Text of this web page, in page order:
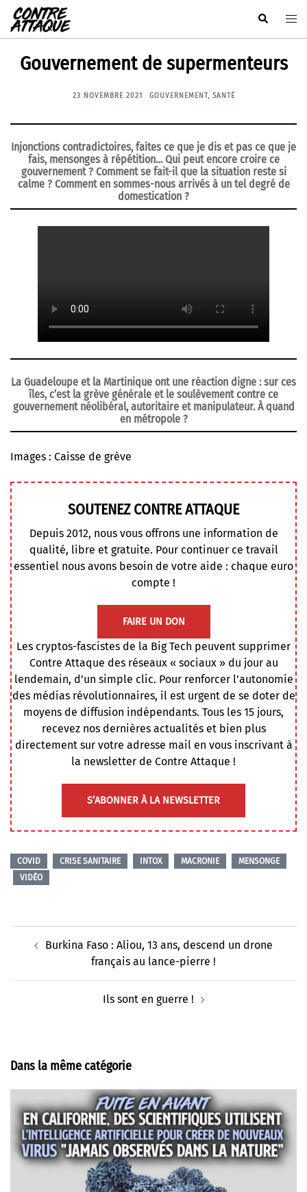
Aller
au
contenu
Rechercher
Gouvernement de supermenteurs
23 NOVEMBRE 2021 GOUVERNEMENT, SANTÉ
Injonctions contradictoires, faites ce que je dis et pas ce que je
fais, mensonges à répétition… Qui peut encore croire ce
gouvernement ? Comment se fait-il que la situation reste si
calme ? Comment en sommes-nous arrivés à un tel degré de
domestication ?
La Guadeloupe et la Martinique ont une réaction digne : sur ces
îles, c’est la grève générale et le soulèvement contre ce
gouvernement néolibéral, autoritaire et manipulateur. À quand
en métropole ?
Images : Caisse de grève
SOUTENEZ CONTRE ATTAQUE
Depuis 2012, nous vous offrons une information de
qualité, libre et gratuite. Pour continuer ce travail
essentiel nous avons besoin de votre aide : chaque euro
compte !
FAIRE UN DON
Les cryptos-fascistes de la Big Tech peuvent supprimer
Contre Attaque des réseaux « sociaux » du jour au
lendemain, d’un simple clic. Pour renforcer l’autonomie
des médias révolutionnaires, il est urgent de se doter de
moyens de diffusion indépendants. Tous les 15 jours,
recevez nos dernières actualités et bien plus
directement sur votre adresse mail en vous inscrivant à
la newsletter de Contre Attaque !
S’ABONNER À LA NEWSLETTER
COVID CRISE SANITAIRE INTOX MACRONIE
MENSONGE
VIDÉO
d’articleBurkina Faso : Aliou, 13 ans, descend un drone
français au lance-pierre !
Ils sont en guerre !
Dans la même catégorie